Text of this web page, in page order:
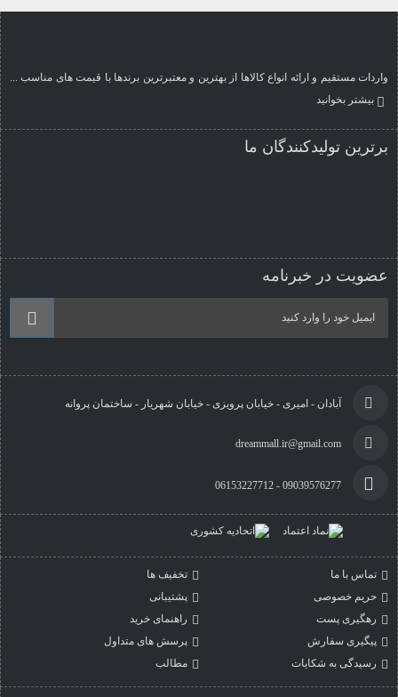
واردات مستقیم و ارائه انواع کالاها از بهترین و معتبرترین برندها با قیمت های مناسب ...
بیشتر بخوانید
برترین تولیدکنندگان ما
عضویت در خبرنامه
آبادان - امیری - خیابان پرویزی - خیابان شهریار - ساختمان پروانه
dreammall.ir@gmail.com
09039576277 - 06153227712
تماس با ما
تخفیف ها
حریم خصوصی
پشتیبانی
رهگیری پست
راهنمای خرید
پیگیری سفارش
پرسش های متداول
رسیدگی به شکایات
مطالب